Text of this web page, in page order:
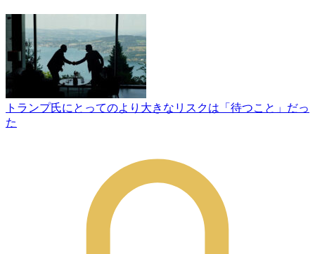
トランプ氏にとってのより大きなリスクは「待つこと」だっ
た